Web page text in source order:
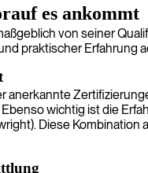
es ankommt
von seiner
praktischer Erfahrung
wichtig ist die
Diese